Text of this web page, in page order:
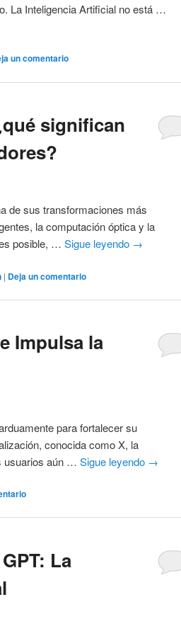
La Inteligencia Artificial no está …
un comentario
significan
de sus transformaciones más
la computación óptica y la
es posible, …Sigue leyendo →
| Deja un comentario
Impulsa la
para fortalecer su
conocida como X, la
usuarios aún …Sigue leyendo →
La